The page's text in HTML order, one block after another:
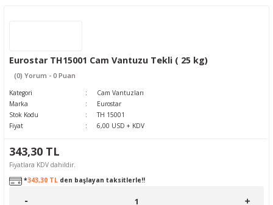
Eurostar TH15001 Cam Vantuzu Tekli ( 25 kg)
(0) Yorum - 0 Puan
Kategori
Cam Vantuzları
Marka
Eurostar
Stok Kodu
TH 15001
Fiyat
6,00 USD + KDV
343,30 TL
Fiyatlara KDV dahildir.
*343,30 TL den başlayan taksitlerle!!